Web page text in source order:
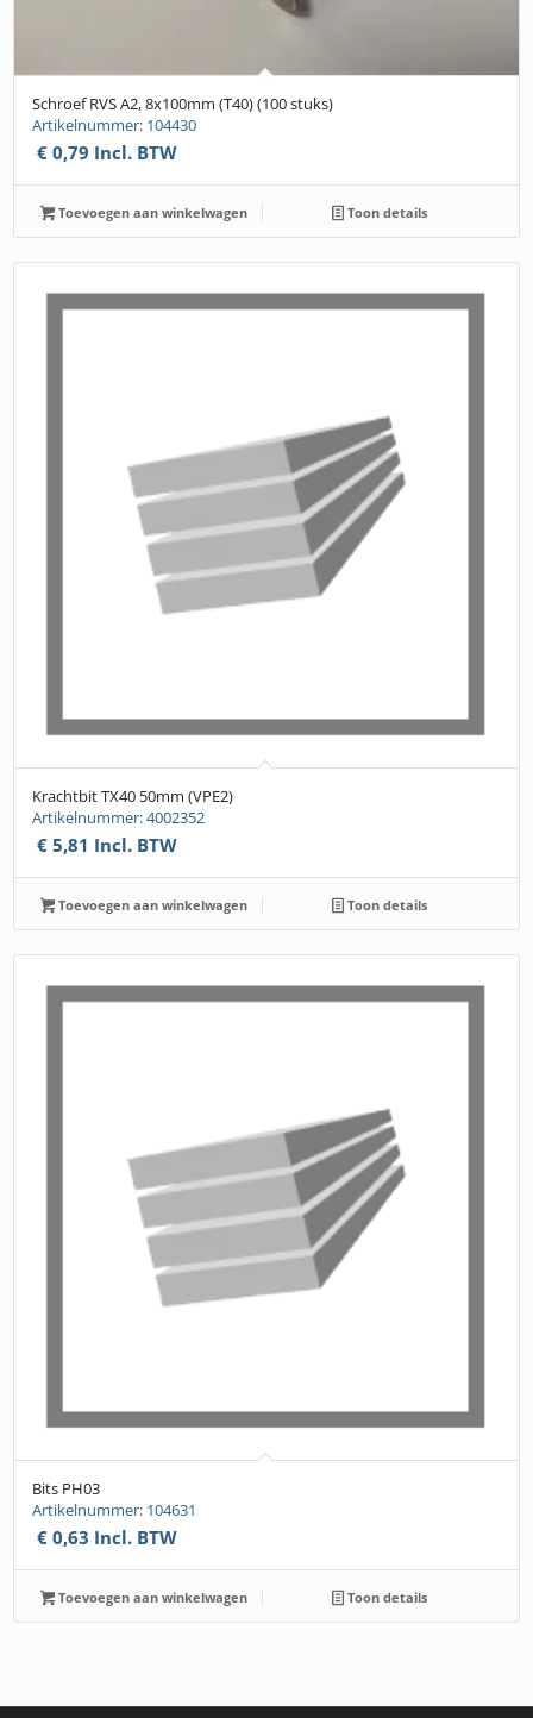
Schroef RVS A2, 8x100mm (T40) (100 stuks)
Artikelnummer: 104430
€ 0,79 Incl. BTW
Toevoegen aan winkelwagen Toon details
Krachtbit TX40 50mm (VPE2)
Artikelnummer: 4002352
€ 5,81 Incl. BTW
Toevoegen aan winkelwagen Toon details
Bits PH03
Artikelnummer: 104631
€ 0,63 Incl. BTW
Toevoegen aan winkelwagen Toon details